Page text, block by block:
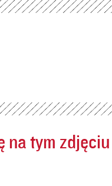
Przejdź
na tym zdjęciu